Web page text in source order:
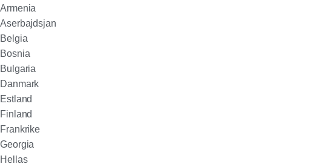
Armenia
Aserbajdsjan
Belgia
Bosnia
Bulgaria
Danmark
Estland
Finland
Frankrike
Georgia
Hellas